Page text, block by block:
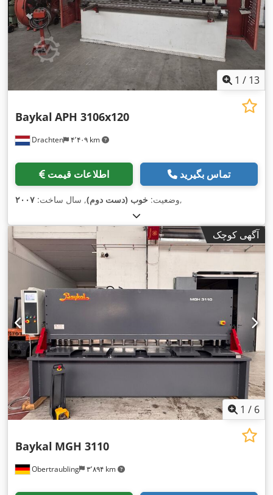
1 / 13
Drachten ۴٬۴۰۹ km
Baykal APH 3106x120
اطلاعات قیمت تماس بگیرید
وضعیت: خوب (دست دوم), سال ساخت: ۲۰۰۷ ,
آگهی کوچک
1 / 6
Obertraubling ۳٬۸۹۴ km
Baykal MGH 3110